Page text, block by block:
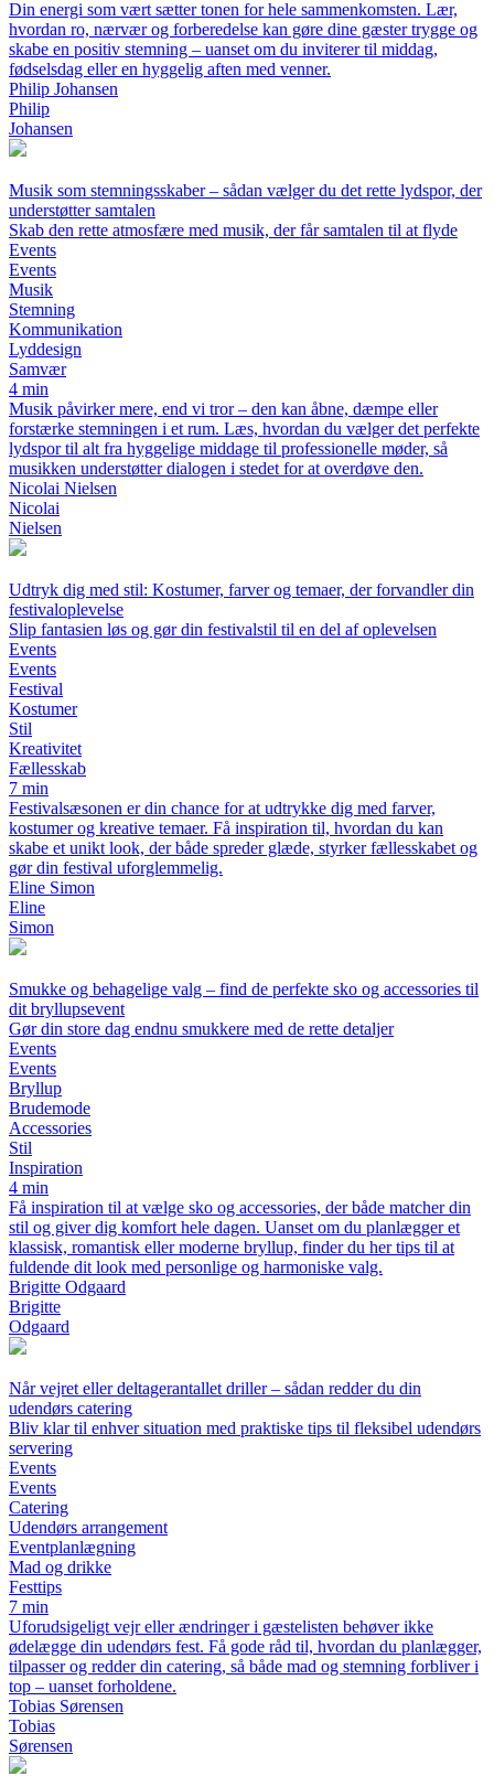
Din energi som vært sætter tonen for hele sammenkomsten. Lær,
hvordan ro, nærvær og forberedelse kan gøre dine gæster trygge og
skabe en positiv stemning – uanset om du inviterer til middag,
fødselsdag eller en hyggelig aften med venner.
Philip Johansen
Philip
Johansen
Musik som stemningsskaber – sådan vælger du det rette lydspor, der
understøtter samtalen
Skab den rette atmosfære med musik, der får samtalen til at flyde
Events
Events
Musik
Stemning
Kommunikation
Lyddesign
Samvær
4 min
Musik påvirker mere, end vi tror – den kan åbne, dæmpe eller
forstærke stemningen i et rum. Læs, hvordan du vælger det perfekte
lydspor til alt fra hyggelige middage til professionelle møder, så
musikken understøtter dialogen i stedet for at overdøve den.
Nicolai Nielsen
Nicolai
Nielsen
Udtryk dig med stil: Kostumer, farver og temaer, der forvandler din
festivaloplevelse
Slip fantasien løs og gør din festivalstil til en del af oplevelsen
Events
Events
Festival
Kostumer
Stil
Kreativitet
Fællesskab
7 min
Festivalsæsonen er din chance for at udtrykke dig med farver,
kostumer og kreative temaer. Få inspiration til, hvordan du kan
skabe et unikt look, der både spreder glæde, styrker fællesskabet og
gør din festival uforglemmelig.
Eline Simon
Eline
Simon
Smukke og behagelige valg – find de perfekte sko og accessories til
dit bryllupsevent
Gør din store dag endnu smukkere med de rette detaljer
Events
Events
Bryllup
Brudemode
Accessories
Stil
Inspiration
4 min
Få inspiration til at vælge sko og accessories, der både matcher din
stil og giver dig komfort hele dagen. Uanset om du planlægger et
klassisk, romantisk eller moderne bryllup, finder du her tips til at
fuldende dit look med personlige og harmoniske valg.
Brigitte Odgaard
Brigitte
Odgaard
Når vejret eller deltagerantallet driller – sådan redder du din
udendørs catering
Bliv klar til enhver situation med praktiske tips til fleksibel udendørs
servering
Events
Events
Catering
Udendørs arrangement
Eventplanlægning
Mad og drikke
Festtips
7 min
Uforudsigeligt vejr eller ændringer i gæstelisten behøver ikke
ødelægge din udendørs fest. Få gode råd til, hvordan du planlægger,
tilpasser og redder din catering, så både mad og stemning forbliver i
top – uanset forholdene.
Tobias Sørensen
Tobias
Sørensen